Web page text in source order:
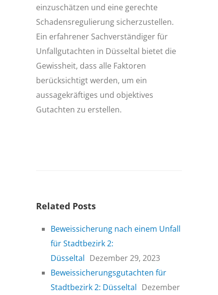
einzuschätzen und eine gerechte
Schadensregulierung sicherzustellen.
Ein erfahrener Sachverständiger für
Unfallgutachten in Düsseltal bietet die
Gewissheit, dass alle Faktoren
berücksichtigt werden, um ein
aussagekräftiges und objektives
Gutachten zu erstellen.
Related Posts
Beweissicherung nach einem Unfall
für Stadtbezirk 2:
Düsseltal Dezember 29, 2023
Beweissicherungsgutachten für
Stadtbezirk 2: Düsseltal Dezember